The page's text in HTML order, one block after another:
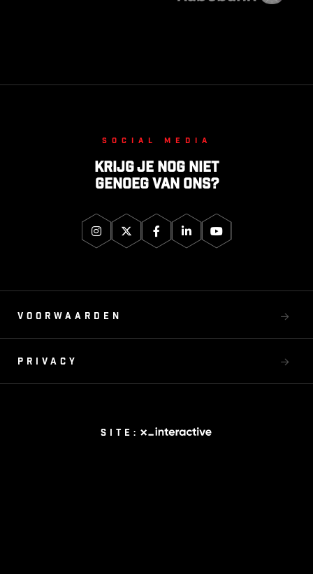
Social media
Krijg je nog niet
genoeg van ons?
Voorwaarden
Privacy
Site: